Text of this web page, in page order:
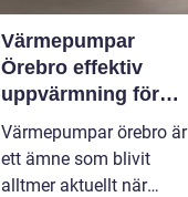
Värmepumpar
Örebro effektiv
uppvärmning för
hus och fastigheter
Värmepumpar örebro är
ett ämne som blivit
alltmer aktuellt när